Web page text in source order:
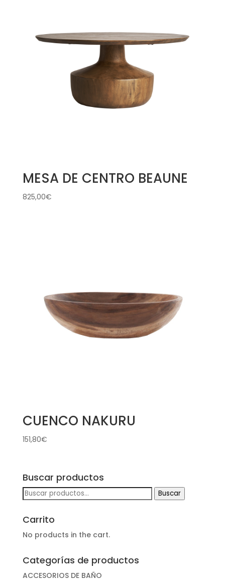
MESA DE CENTRO BEAUNE
825,00€
CUENCO NAKURU
151,80€
Buscar productos
Buscar
Buscar
Carrito
No products in the cart.
Categorías de productos
ACCESORIOS DE BAÑO